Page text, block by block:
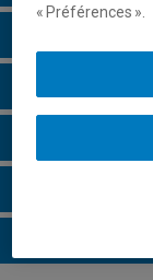
Cours à
Remarques et
« Préférences ».